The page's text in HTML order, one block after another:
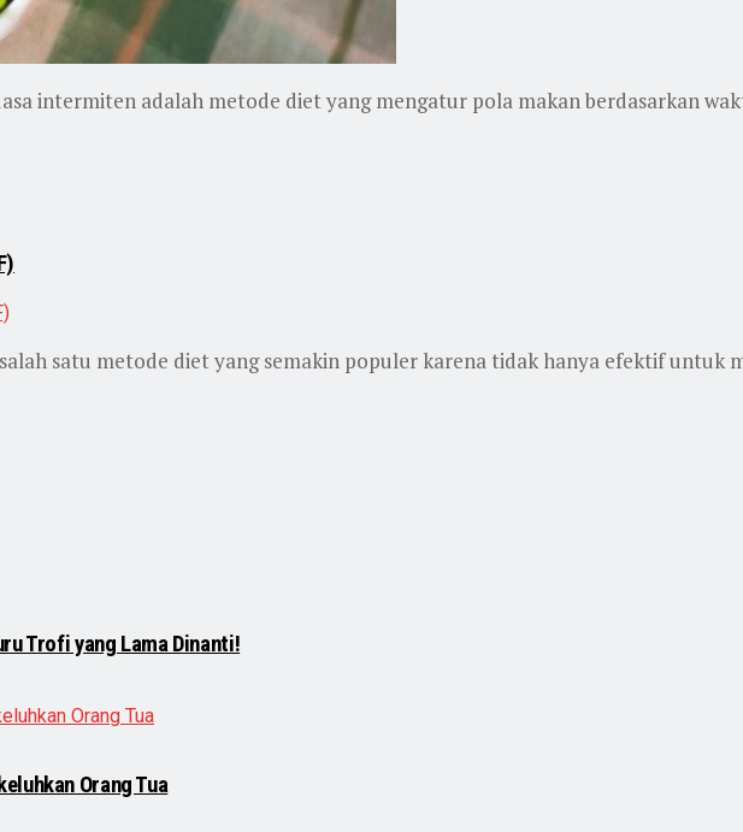
intermiten adalah metode diet yang mengatur pola makan berdasarkan
satu metode diet yang semakin populer karena tidak hanya efektif untuk
Trofi yang Lama Dinanti!
Orang Tua